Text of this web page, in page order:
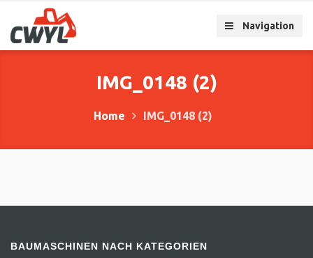
Navigation
IMG_0148 (2)
Home IMG_0148 (2)
BAUMASCHINEN NACH KATEGORIEN